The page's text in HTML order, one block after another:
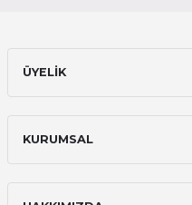
Olympus Blx-1 Battery ( Om
ÜYELİK
KURUMSAL